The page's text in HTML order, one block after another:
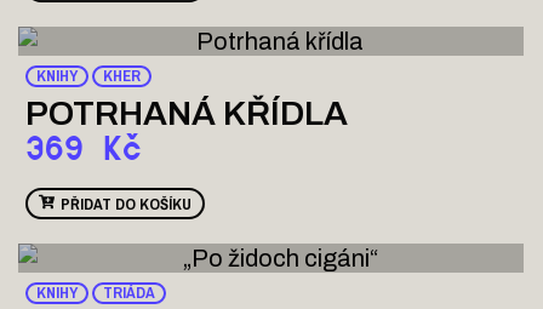
KNIHY KHER
POTRHANÁ KŘÍDLA
369 Kč
PŘIDAT DO KOŠÍKU
KNIHY TRIÁDA